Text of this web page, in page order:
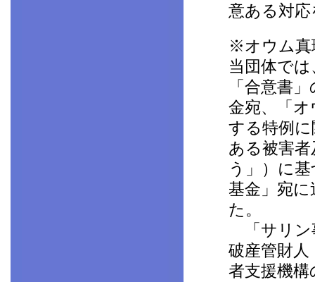
意ある対
※オウム真
当団体で
「合意書
金宛、「
する特例
ある被害
う」）に
基金」宛
た。
「サリン
破産管財
者支援機構